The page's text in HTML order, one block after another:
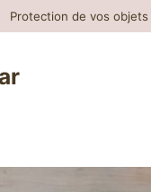
Protection de vos